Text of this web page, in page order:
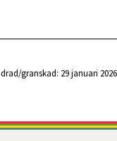
granskad: 29 januari 2026